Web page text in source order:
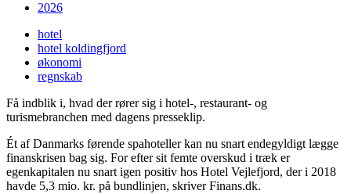
2026
hotel
hotel koldingfjord
økonomi
regnskab
Få indblik i, hvad der rører sig i hotel-, restaurant- og
turismebranchen med dagens presseklip.
Ét af Danmarks førende spahoteller kan nu snart endegyldigt lægge
finanskrisen bag sig. For efter sit femte overskud i træk er
egenkapitalen nu snart igen positiv hos Hotel Vejlefjord, der i 2018
havde 5,3 mio. kr. på bundlinjen, skriver Finans.dk.